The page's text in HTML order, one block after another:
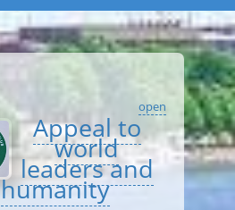
open
Appeal to
world
leaders and
humanity